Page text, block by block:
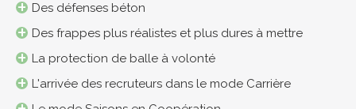
Des défenses béton
Des frappes plus réalistes et plus dures à mettre
La protection de balle à volonté
L'arrivée des recruteurs dans le mode Carrière